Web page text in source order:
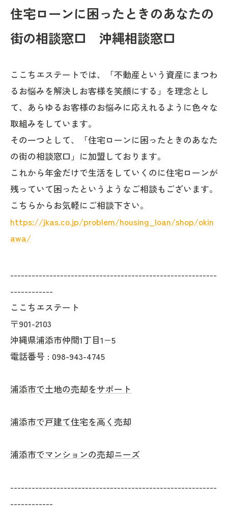
住宅ローンに困ったときのあなたの
街の相談窓口 沖縄相談窓口
ここちエステートでは、「不動産という資産にまつわ
るお悩みを解決しお客様を笑顔にする」を理念とし
て、あらゆるお客様のお悩みに応えれるように色々な
取組みをしています。
その一つとして、「住宅ローンに困ったときのあなた
の街の相談窓口」に加盟しております。
これから年金だけで生活をしていくのに住宅ローンが
残っていて困ったというようなご相談もございます。
こちらからお気軽にご相談下さい。
https://jkas.co.jp/problem/housing_loan/shop/okin
awa/
----------------------------------------------------------
------------
ここちエステート
〒901-2103
沖縄県浦添市仲間1丁目1−5
電話番号 : 098-943-4745
浦添市で土地の売却をサポート
浦添市で戸建て住宅を高く売却
浦添市でマンションの売却ニーズ
----------------------------------------------------------
------------